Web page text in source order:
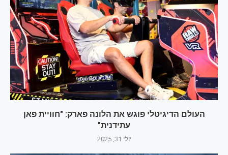
העולם הדיגיטלי פוגש את הלונה פארק: "חוויית פאן
עתידנית"
יולי 31, 2025